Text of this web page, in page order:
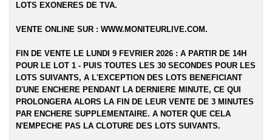
LOTS EXONERES DE TVA.
VENTE ONLINE SUR : WWW.MONITEURLIVE.COM.
FIN DE VENTE LE LUNDI 9 FEVRIER 2026 : A PARTIR DE 14H
POUR LE LOT 1 - PUIS TOUTES LES 30 SECONDES POUR LES
LOTS SUIVANTS, A L'EXCEPTION DES LOTS BENEFICIANT
D'UNE ENCHERE PENDANT LA DERNIERE MINUTE, CE QUI
PROLONGERA ALORS LA FIN DE LEUR VENTE DE 3 MINUTES
PAR ENCHERE SUPPLEMENTAIRE. A NOTER QUE CELA
N'EMPECHE PAS LA CLOTURE DES LOTS SUIVANTS.